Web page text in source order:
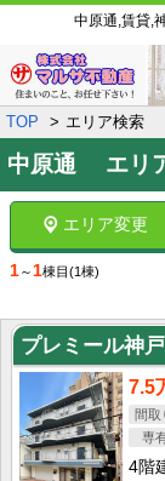
中原通,賃貸,
TOP エリア検索
中原通 エリ
エリア変更
1～1棟目 (1棟)
プレミール神
7.5
4階